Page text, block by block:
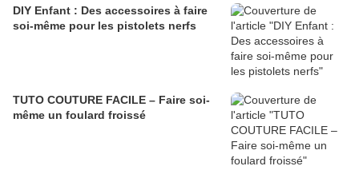
DIY Enfant : Des accessoires à faire
soi-même pour les pistolets nerfs
TUTO COUTURE FACILE – Faire soi-
même un foulard froissé